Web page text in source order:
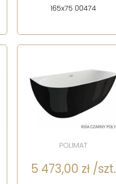
165x75 00474
POLIMAT
5 473,00 zł /szt.